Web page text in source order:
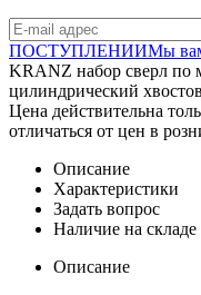
ПОСТУПЛЕНИИМы
KRANZ набор сверл по
цилиндрический
Цена действительна
отличаться от цен в
Описание
Характеристики
Задать вопрос
Наличие на складе
Описание